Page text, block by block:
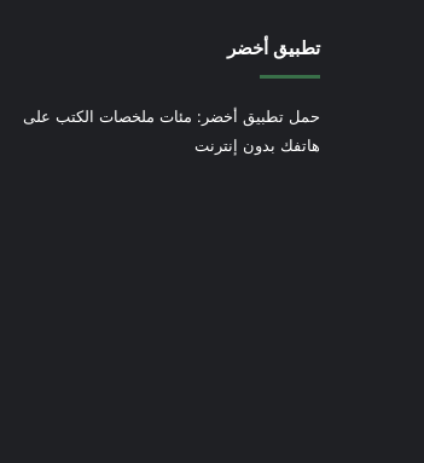
تطبيق أخضر
حمل تطبيق أخضر: مئات ملخصات الكتب على
هاتفك بدون إنترنت